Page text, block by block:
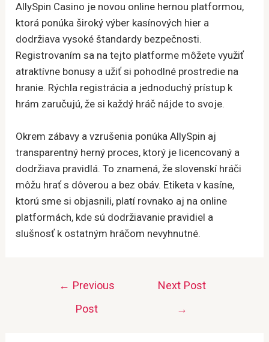
AllySpin Casino je novou online hernou platformou,
ktorá ponúka široký výber kasínových hier a
dodržiava vysoké štandardy bezpečnosti.
Registrovaním sa na tejto platforme môžete využiť
atraktívne bonusy a užiť si pohodlné prostredie na
hranie. Rýchla registrácia a jednoduchý prístup k
hrám zaručujú, že si každý hráč nájde to svoje.
Okrem zábavy a vzrušenia ponúka AllySpin aj
transparentný herný proces, ktorý je licencovaný a
dodržiava pravidlá. To znamená, že slovenskí hráči
môžu hrať s dôverou a bez obáv. Etiketa v kasíne,
ktorú sme si objasnili, platí rovnako aj na online
platformách, kde sú dodržiavanie pravidiel a
slušnosť k ostatným hráčom nevyhnutné.
← Previous
Post
Next Post
→